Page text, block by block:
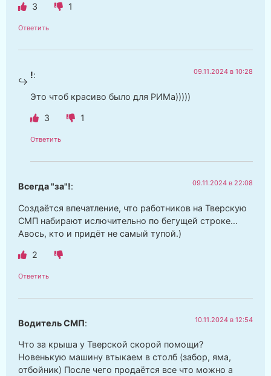
3 1
Ответить
!: 09.11.2024 в 10:28
Это чтоб красиво было для РИМа)))))
3 1
Ответить
Всегда "за"!: 09.11.2024 в 22:08
Создаётся впечатление, что работников на Тверскую
СМП набирают ислючительно по бегущей строке…
Авось, кто и придёт не самый тупой.)
2
Ответить
Водитель СМП: 10.11.2024 в 12:54
Что за крыша у Тверской скорой помощи?
Новенькую машину втыкаем в столб (забор, яма,
отбойник) После чего продаётся все что можно а